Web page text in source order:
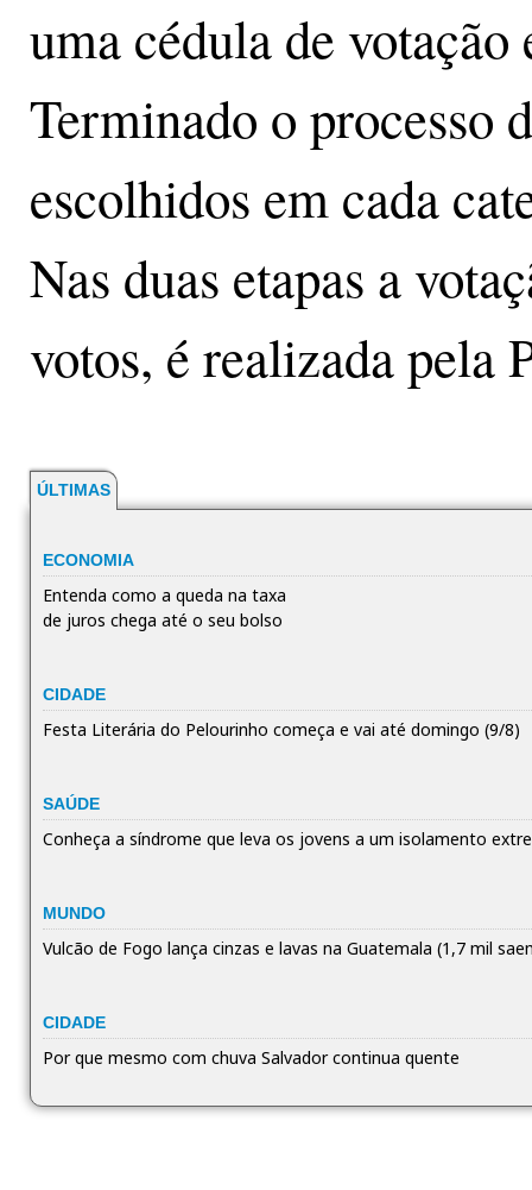
uma cédula de
Terminado o processo
escolhidos em cada
Nas duas etapas a
votos, é realizada pela
ÚLTIMAS
ECONOMIA
Entenda como a queda na taxa
de juros chega até o seu bolso
CIDADE
Festa Literária do Pelourinho começa e vai até domingo (9/8)
SAÚDE
Conheça a síndrome que leva os jovens a um isolamento
MUNDO
Vulcão de Fogo lança cinzas e lavas na Guatemala (1,7 mil
CIDADE
Por que mesmo com chuva Salvador continua quente